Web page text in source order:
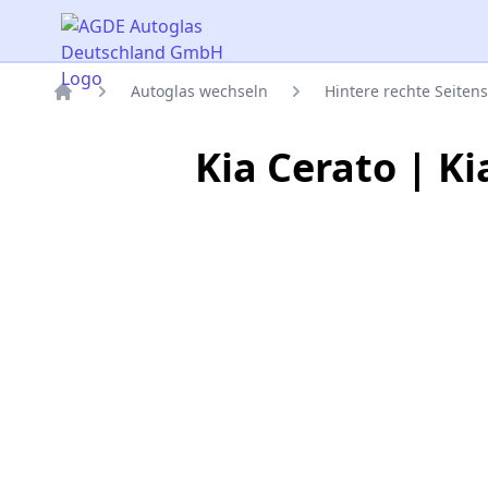
AGDE Autoglas Deutschland GmbH
Autoglas wechseln Hintere rechte
Kia Cerato |